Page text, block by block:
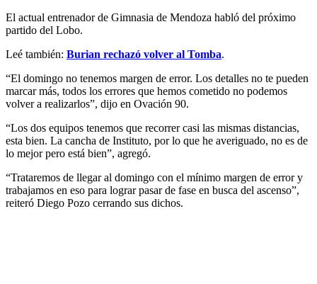
El actual entrenador de Gimnasia de Mendoza habló del próximo
partido del Lobo.
Leé también: Burian rechazó volver al Tomba.
“El domingo no tenemos margen de error. Los detalles no te pueden
marcar más, todos los errores que hemos cometido no podemos
volver a realizarlos”, dijo en Ovación 90.
“Los dos equipos tenemos que recorrer casi las mismas distancias,
esta bien. La cancha de Instituto, por lo que he averiguado, no es de
lo mejor pero está bien”, agregó.
“Trataremos de llegar al domingo con el mínimo margen de error y
trabajamos en eso para lograr pasar de fase en busca del ascenso”,
reiteró Diego Pozo cerrando sus dichos.